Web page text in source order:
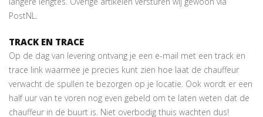
PostNL.
TRACK EN TRACE
Op de dag van levering ontvang je een e-mail met een track en
trace link waarmee je precies kunt zien hoe laat de chauffeur
verwacht de spullen te bezorgen op je locatie. Ook wordt er een
half uur van te voren nog even gebeld om te laten weten dat de
chauffeur in de buurt is. Niet overbodig thuis wachten dus!